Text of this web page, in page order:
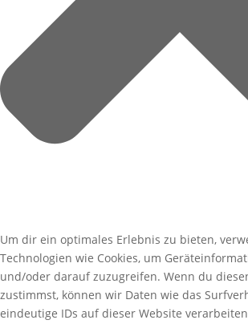
Um dir ein optimales Erlebnis zu bieten,
Technologien wie Cookies, um
und/oder darauf zuzugreifen. Wenn du
zustimmst, können wir Daten wie das
eindeutige IDs auf dieser Website